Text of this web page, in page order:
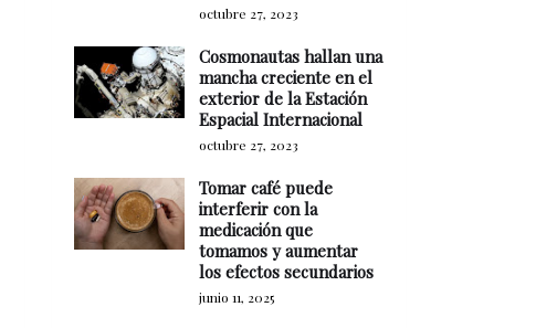
octubre 27, 2023
Cosmonautas hallan una
mancha creciente en el
exterior de la Estación
Espacial Internacional
octubre 27, 2023
Tomar café puede
interferir con la
medicación que
tomamos y aumentar
los efectos secundarios
junio 11, 2025